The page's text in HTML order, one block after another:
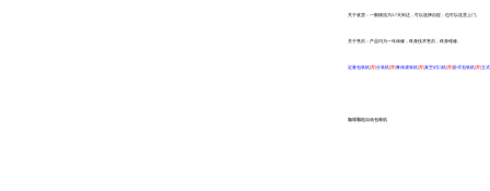
关于收货：一般物流为3-7天到达，可以选择自提，也可以送货上门。
关于售后：产品均为一年保修，终身技术售后，终身维修。
定量包装机[荐]分装机[荐]膏体灌装机[荐]真空封口机[荐]卧式包装机[荐]立
咖啡颗粒自动包装机